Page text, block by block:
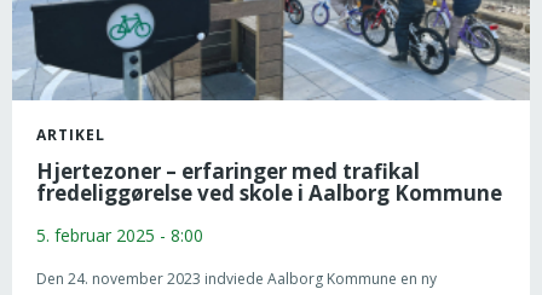
ARTIKEL
Hjertezoner – erfaringer med trafikal
fredeliggørelse ved skole i Aalborg Kommune
5. februar 2025 - 8:00
Den 24. november 2023 indviede Aalborg Kommune en ny